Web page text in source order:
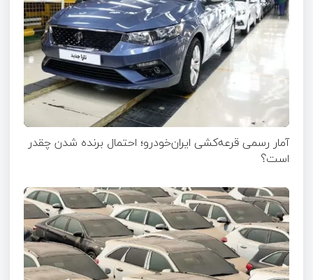
آمار رسمی قرعه‌کشی ایران‌خودرو؛ احتمال برنده شدن چقدر
است؟